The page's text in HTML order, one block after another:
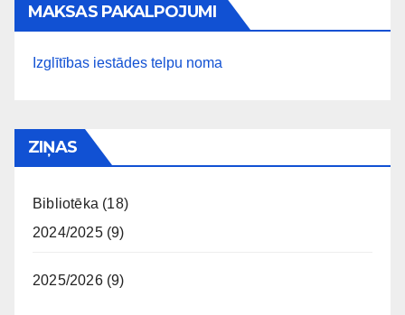
MAKSAS PAKALPOJUMI
Izglītības iestādes telpu noma
ZIŅAS
Bibliotēka (18)
2024/2025(9)
2025/2026(9)